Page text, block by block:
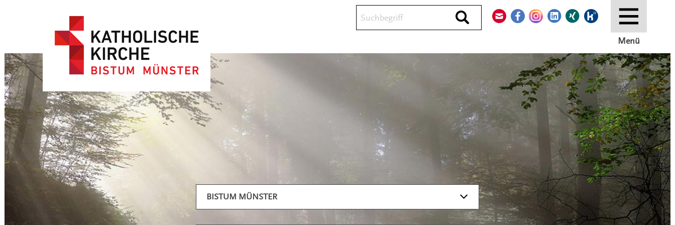
Durchsuchen
Menü
Artikel filtern BISTUM MÜNSTER